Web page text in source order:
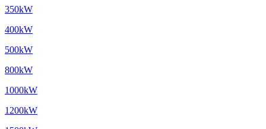
350kW
400kW
500kW
800kW
1000kW
1200kW